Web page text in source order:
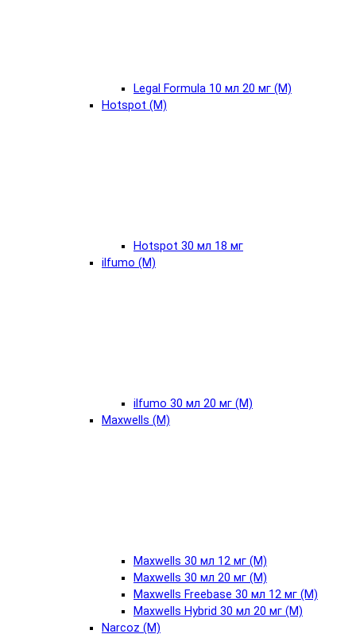
Legal Formula 10 мл 20 мг (М)
Hotspot (М)
Hotspot 30 мл 18 мг
ilfumo (М)
ilfumo 30 мл 20 мг (М)
Maxwells (М)
Maxwells 30 мл 12 мг (М)
Maxwells 30 мл 20 мг (М)
Maxwells Freebase 30 мл 12 мг (М)
Maxwells Hybrid 30 мл 20 мг (М)
Narcoz (М)